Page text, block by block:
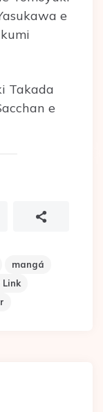
e
Takada
e
mangá
Link